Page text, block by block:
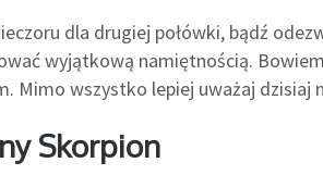
dla drugiej połówki, bądź
wyjątkową namiętnością.
Mimo wszystko lepiej uważaj dzisiaj
Skorpion